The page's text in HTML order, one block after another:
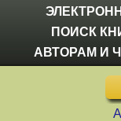
ПОИСК
АВТОРАМ И